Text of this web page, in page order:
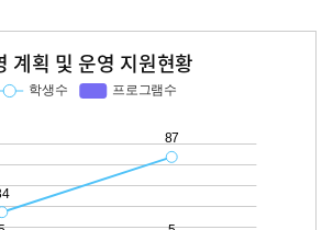
계획 및 운영 지원현황